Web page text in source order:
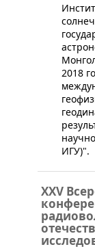
2018
ИГУ)".
XXV